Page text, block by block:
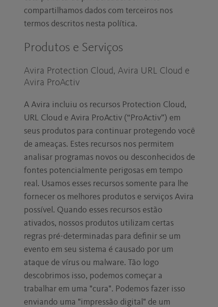
compartilhamos dados com terceiros nos
termos descritos nesta política.
Produtos e Serviços
Avira Protection Cloud, Avira URL Cloud e
Avira ProActiv
A Avira incluiu os recursos Protection Cloud,
URL Cloud e Avira ProActiv (“ProActiv”) em
seus produtos para continuar protegendo você
de ameaças. Estes recursos nos permitem
analisar programas novos ou desconhecidos de
fontes potencialmente perigosas em tempo
real. Usamos esses recursos somente para lhe
fornecer os melhores produtos e serviços Avira
possível. Quando esses recursos estão
ativados, nossos produtos utilizam certas
regras pré-determinadas para definir se um
evento em seu sistema é causado por um
ataque de vírus ou malware. Tão logo
descobrimos isso, podemos começar a
trabalhar em uma "cura". Podemos fazer isso
enviando uma "impressão digital" de um